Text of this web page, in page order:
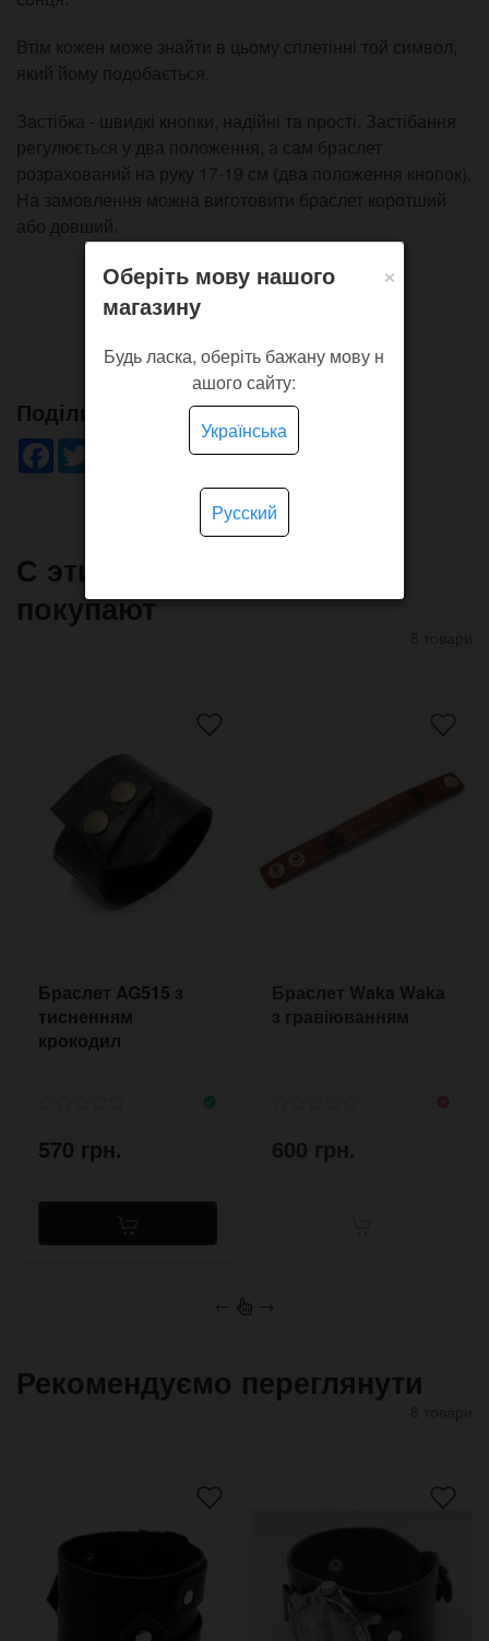
Втім кожен може знайти в цьому сплетінні той символ,
який йому подобається.
Застібка - швидкі кнопки, надійні та прості. Застібання
регулюється у два положення, а сам браслет
розрахований на руку 17-19 см (два положення кнопок).
На замовлення можна виготовити браслет коротший
або довший.
Поділись!
Facebook WhatsApp
Viber PinterestTelegram
С этим товаром часто
покупают
Браслет AG515 з
тисненням
крокодил
570 грн.
Браслет Waka Waka
з гравіюванням
600 грн.
← →
Рекомендуємо переглянути
×
Оберіть мову нашого
магазину
Будь ласка, оберіть бажану мову н
ашого сайту:
Українська
Русский